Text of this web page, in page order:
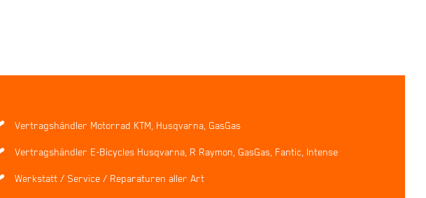
Vertragshändler Motorrad KTM, Husqvarna, GasGas
Vertragshändler E-Bicycles Husqvarna, R Raymon, GasGas, Fantic, Intense
Werkstatt / Service / Reparaturen aller Art